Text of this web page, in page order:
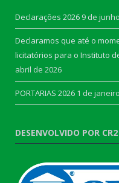
Declarações 2026 9 de
Declaramos que até o
licitatórios para o Instituto
abril de 2026
PORTARIAS 2026 1 de
DESENVOLVIDO POR CR2